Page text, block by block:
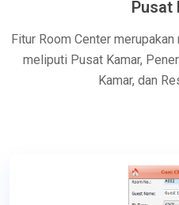
Pusat
Fitur Room Center
meliputi Pusat Kamar,
Kamar, dan